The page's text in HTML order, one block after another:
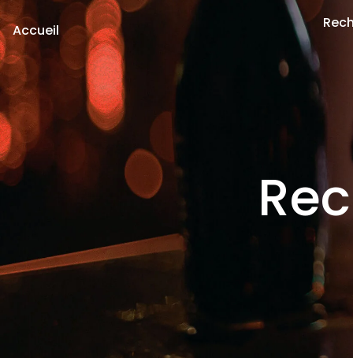
Accueil